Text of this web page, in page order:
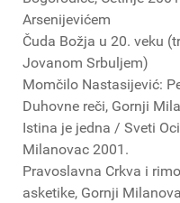
Arsenijevićem
Čuda Božja u 20. veku
Jovanom Srbuljem)
Momčilo Nastasijević:
Duhovne reči, Gornji
Istina je jedna / Sveti
Milanovac 2001.
Pravoslavna Crkva i
asketike, Gornji